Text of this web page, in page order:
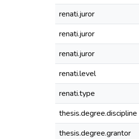
renati.juror
renati.juror
renati.juror
renati.level
renati.type
thesis.degree.discipline
thesis.degree.grantor